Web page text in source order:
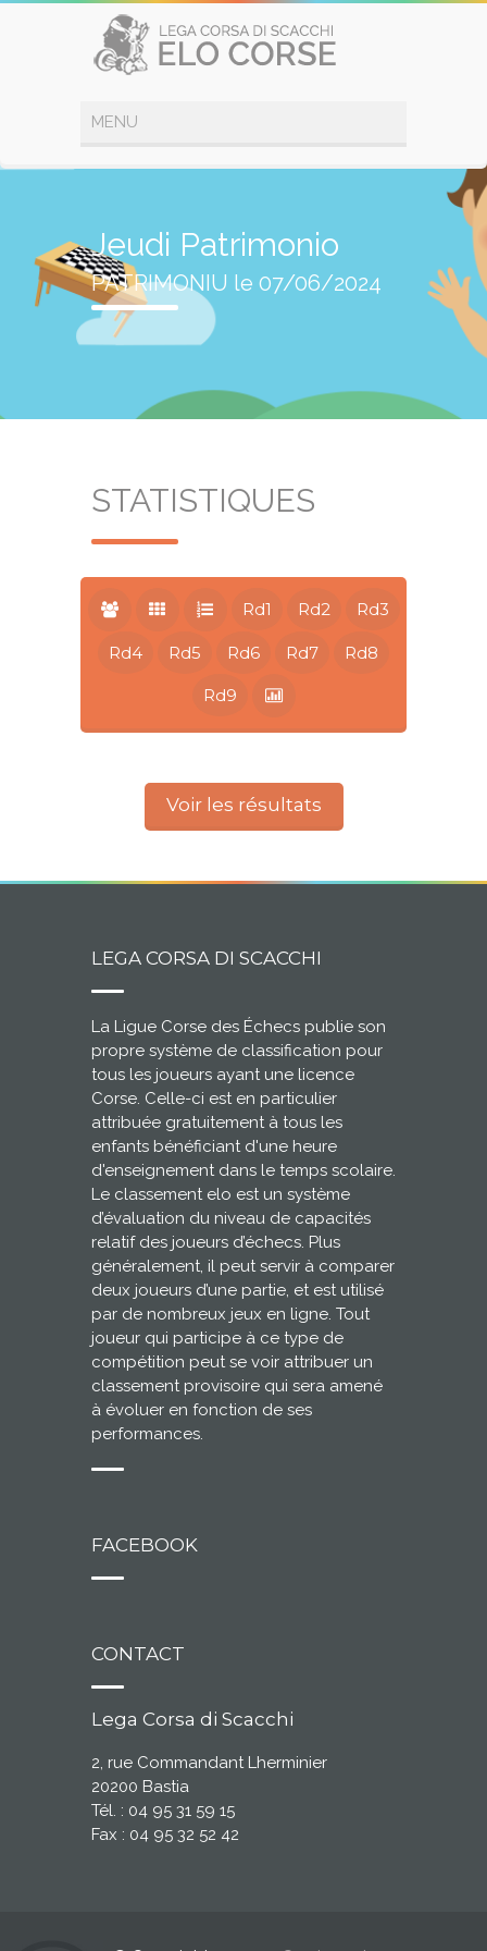
Jeudi Patrimonio
PATRIMONIU le 07/06/2024
STATISTIQUES
Rd1 Rd2 Rd3
Rd4 Rd5 Rd6 Rd7 Rd8
Rd9
Voir les résultats
LEGA CORSA DI SCACCHI
La Ligue Corse des Échecs publie son
propre système de classification pour
tous les joueurs ayant une licence
Corse. Celle-ci est en particulier
attribuée gratuitement à tous les
enfants bénéficiant d'une heure
d'enseignement dans le temps scolaire.
Le classement elo est un système
d’évaluation du niveau de capacités
relatif des joueurs d’échecs. Plus
généralement, il peut servir à comparer
deux joueurs d’une partie, et est utilisé
par de nombreux jeux en ligne. Tout
joueur qui participe à ce type de
compétition peut se voir attribuer un
classement provisoire qui sera amené
à évoluer en fonction de ses
performances.
FACEBOOK
CONTACT
Lega Corsa di Scacchi
2, rue Commandant Lherminier
20200 Bastia
Tél. : 04 95 31 59 15
Fax : 04 95 32 52 42